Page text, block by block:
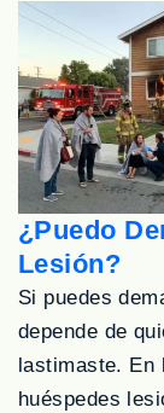
¿Puedo
Lesión?
Si puedes
depende de
lastimaste. En
huéspedes